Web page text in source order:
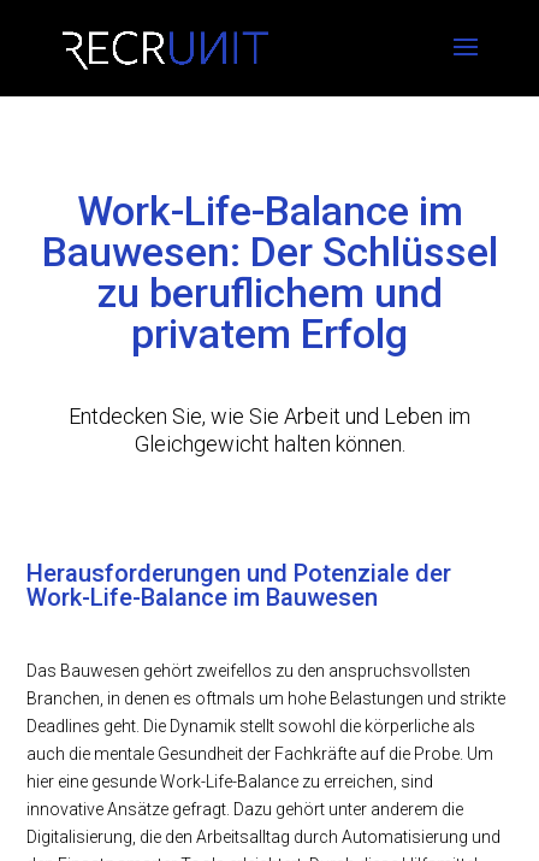
Work-Life-Balance im
Bauwesen: Der Schlüssel
zu beruflichem und
privatem Erfolg
Entdecken Sie, wie Sie Arbeit und Leben im
Gleichgewicht halten können.
Herausforderungen und Potenziale der
Work-Life-Balance im Bauwesen
Das Bauwesen gehört zweifellos zu den anspruchsvollsten
Branchen, in denen es oftmals um hohe Belastungen und strikte
Deadlines geht. Die Dynamik stellt sowohl die körperliche als
auch die mentale Gesundheit der Fachkräfte auf die Probe. Um
hier eine gesunde Work-Life-Balance zu erreichen, sind
innovative Ansätze gefragt. Dazu gehört unter anderem die
Digitalisierung, die den Arbeitsalltag durch Automatisierung und